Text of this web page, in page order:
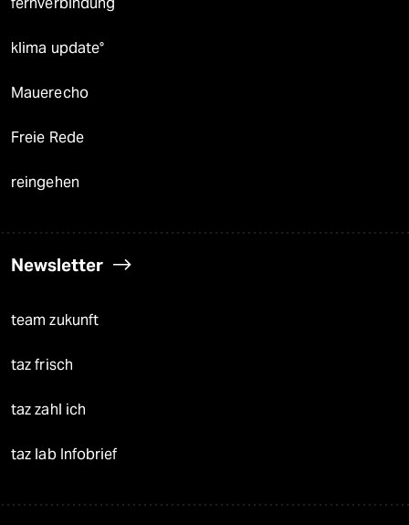
klima update°
Mauerecho
Freie Rede
reingehen
Newsletter
team zukunft
taz frisch
taz zahl ich
taz lab Infobrief